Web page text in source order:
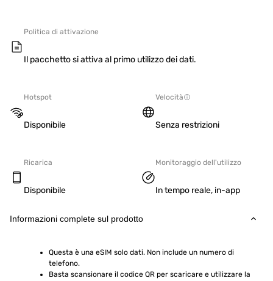
Politica di attivazione
Il pacchetto si attiva al primo utilizzo dei dati.
Hotspot
Disponibile
Velocità
Senza restrizioni
Ricarica
Disponibile
Monitoraggio dell'utilizzo
In tempo reale, in-app
Informazioni complete sul prodotto
Questa è una eSIM solo dati. Non include un numero di
telefono.
Basta scansionare il codice QR per scaricare e utilizzare la